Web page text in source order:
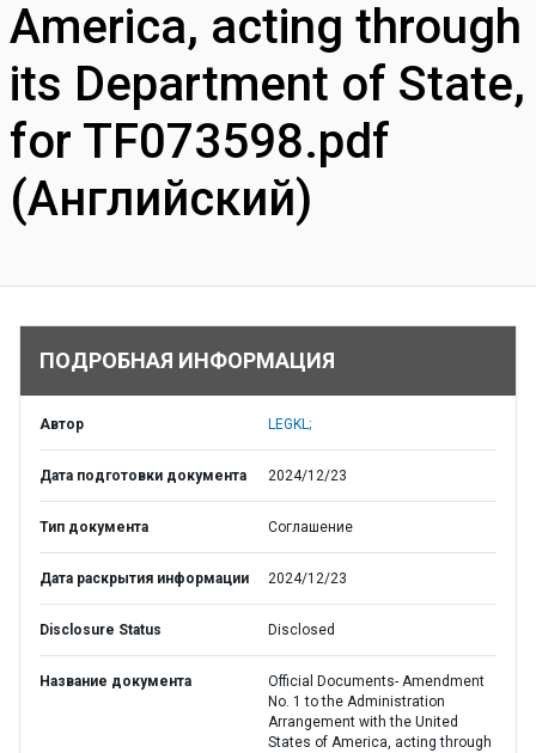
America, acting through
its Department of State,
for TF073598.pdf
(Английский)
ПОДРОБНАЯ ИНФОРМАЦИЯ
Автор LEGKL;
Дата подготовки документа 2024/12/23
Тип документа Соглашение
Дата раскрытия информации 2024/12/23
Disclosure Status Disclosed
Название документа
Official Documents- Amendment
No. 1 to the Administration
Arrangement with the United
States of America, acting through